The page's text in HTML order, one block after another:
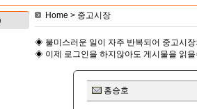
Home > 중고시장
◈ 불미스러운 일이 자주 반복되어 중고시
◈ 이제 로그인을 하지않아도 게시물을 읽
홍승호